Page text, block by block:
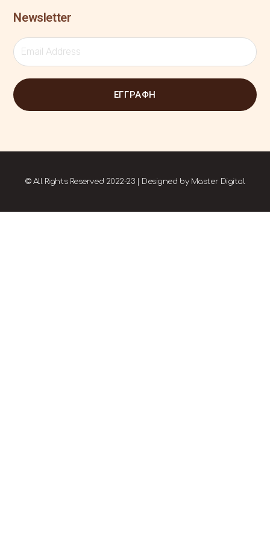
Newsletter
ΕΓΓΡΑΦΗ
© All Rights Reserved 2022-23 | Designed by Master Digital